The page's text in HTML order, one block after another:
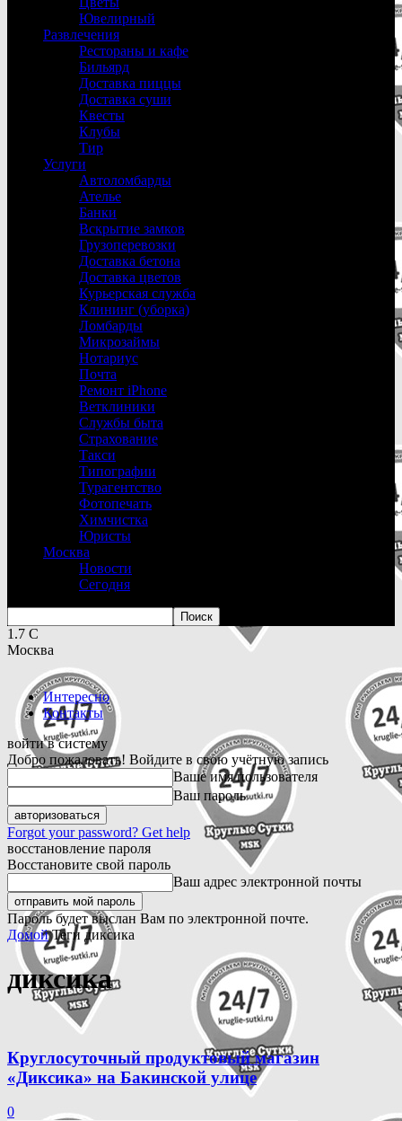
Ювелирный
Развлечения
Рестораны и кафе
Бильярд
Доставка пиццы
Доставка суши
Квесты
Клубы
Тир
Услуги
Автоломбарды
Ателье
Банки
Вскрытие замков
Грузоперевозки
Доставка бетона
Доставка цветов
Курьерская служба
Клининг (уборка)
Ломбарды
Микрозаймы
Нотариус
Почта
Ремонт iPhone
Ветклиники
Службы быта
Страхование
Такси
Типографии
Турагентство
Фотопечать
Химчистка
Юристы
Москва
Новости
Сегодня
1.7 C
Москва
Интересно
Контакты
войти в систему
Добро пожаловать! Войдите в свою учётную запись
Ваше имя пользователя
Ваш пароль
Forgot your password? Get help
восстановление пароля
Восстановите свой пароль
Ваш адрес электронной почты
Пароль будет выслан Вам по электронной почте.
Домой Теги диксика
диксика
Круглосуточный продуктовый магазин
«Диксика» на Бакинской улице
0